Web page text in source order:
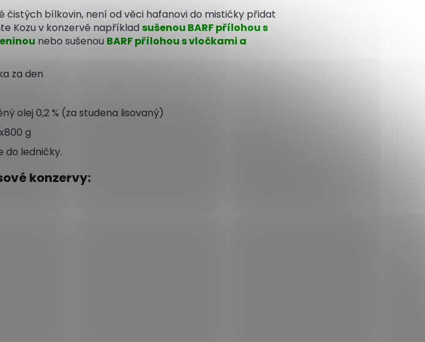
čistých bílkovin, není od věci hafanovi do mističky přidat
Kozu v konzervě napříkladsušenou BARF přílohou s
nebo sušenou BARF přílohou s vločkami a
za den
olej 0,2 % (za studena lisovaný)
g
do ledničky.
konzervy: